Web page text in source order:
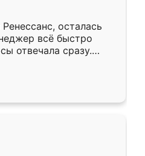
только здесь.
осталась
всё быстро
отвечала сразу.
подошёл к
Собрали
аккуратно, даже